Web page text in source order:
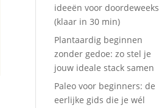
ideeën voor doordeweeks
(klaar in 30 min)
Plantaardig beginnen
zonder gedoe: zo stel je
jouw ideale stack samen
Paleo voor beginners: de
eerlijke gids die je wél